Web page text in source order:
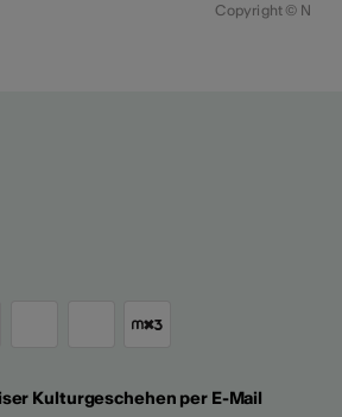
Copyright © N
Kulturgeschehen per E-Mail